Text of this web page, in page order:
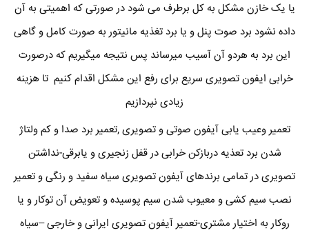
یا یک خازن مشکل به کل برطرف می شود در صورتی که اهمیتی به آن
داده نشود برد صوت پنل و یا برد تغذیه مانیتور به صورت کامل و گاهی
این برد به هردو آن آسیب میرساند پس نتیجه میگیریم که درصورت
خرابی ایفون تصویری سریع برای رفع این مشکل اقدام کنیم تا هزینه
زیادی نپردازیم
تعمیر وعیب یابی آیفون صوتی و تصویری ,تعمیر برد صدا و کم ولتاژ
شدن برد تعذیه دربازکن خرابی در قفل زنجیری و یابرقی-نداشتن
تصویری در تمامی برندهای آیفون تصویری سیاه سفید و رنگی و تعمیر
نصب سیم کشی و معیوب شدن سیم پوسیده و تعویض آن توکار و یا
روکار به اختیار مشتری-تعمیر آیفون تصویری ایرانی و خارجی –سیاه